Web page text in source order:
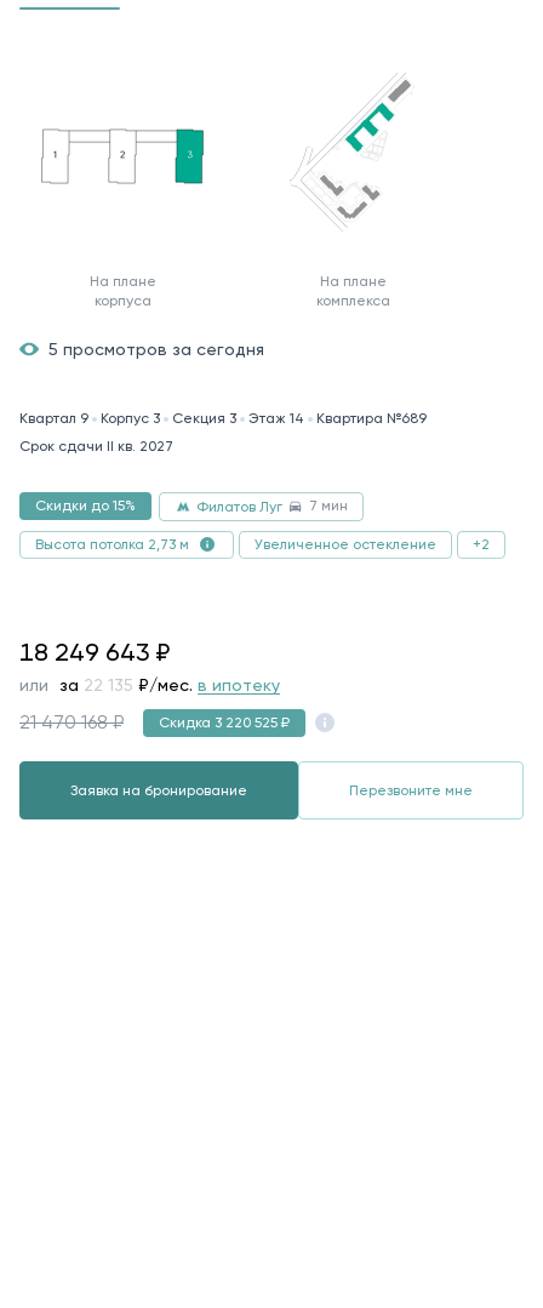
На плане
корпуса
На плане
комплекса
5 просмотров за сегодня
Квартал 9 Корпус 3 Секция 3 Этаж 14
Квартира №689
Срок сдачи II кв. 2027
Скидки до 15% Филатов Луг 7 мин
Высота потолка 2,73 м Увеличенное остекление +2
18249643
18 249 643 ₽
или за 94 866₽/мес. в ипотеку
21 470 168 ₽ Скидка 3 220 525 ₽
Заявка на бронирование Перезвоните мне